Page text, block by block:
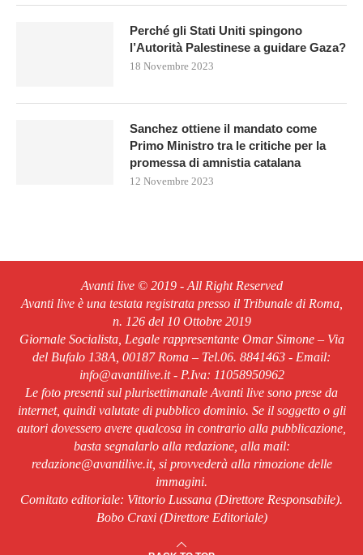
Perché gli Stati Uniti spingono
l’Autorità Palestinese a guidare Gaza?
18 Novembre 2023
Sanchez ottiene il mandato come
Primo Ministro tra le critiche per la
promessa di amnistia catalana
12 Novembre 2023
Avanti live © 2019 - All Right Reserved
Avanti live è una testata registrata presso il Tribunale di Roma,
n. 126 del 10 Ottobre 2019
Giornale Socialista, Legale rappresentante Omar Simone – Via
del Bufalo 138A, 00187 Roma – Tel.06. 8841463 - Email:
info@avantilive.it - P.Iva: 11058950962
Le foto presenti sul plurisettimanale Avanti live sono prese da
internet, quindi valutate di pubblico dominio. Se il soggetto o gli
autori dovessero avere qualcosa in contrario alla pubblicazione,
basta segnalarlo alla redazione, alla mail:
redazione@avantilive.it, si provvederà alla rimozione delle
immagini.
Comitato editoriale: Vittorio Lussana (Direttore Responsabile).
Bobo Craxi (Direttore Editoriale)